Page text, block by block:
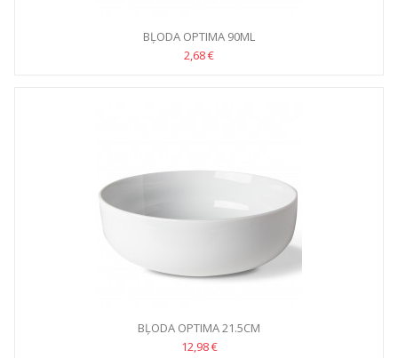
BĻODA OPTIMA 90ML
2,68 €
BĻODA OPTIMA 21.5CM
12,98 €